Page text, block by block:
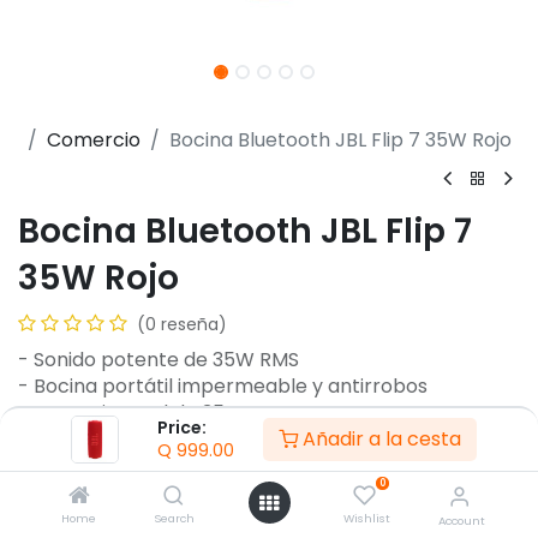
Price:
Q 999.00 Añadir a la cesta
Home Search
0
Wishlist Account
Comercio Bocina Bluetooth JBL Flip 7 35W Rojo
Bocina Bluetooth JBL Flip 7
35W Rojo
(0 reseña)
- Sonido potente de 35W RMS
- Bocina portátil impermeable y antirrobos
- Potencia total de 35W RMS
- Respuesta de frecuencia 60 Hz - 20 kHz
- Bluetooth 5.4 con Auracast
- Alcance Bluetooth de hasta 30m
- AI Sound Boost para optimización